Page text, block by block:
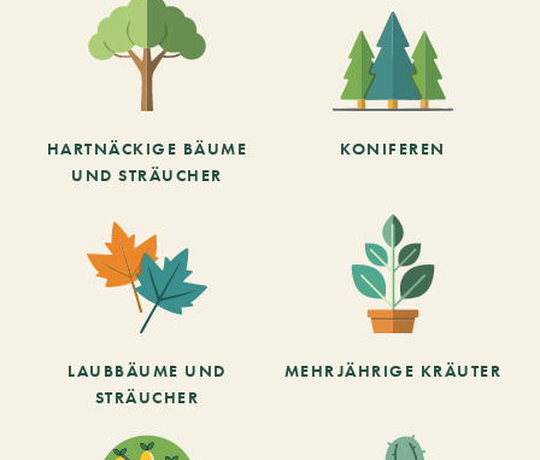
HARTNÄCKIGE BÄUME
UND STRÄUCHER
KONIFEREN
LAUBBÄUME UND
STRÄUCHER
MEHRJÄHRIGE KRÄUTER